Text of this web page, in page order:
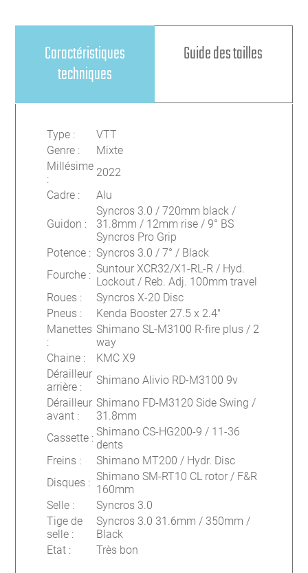
Caractéristiques
techniques
Guide des tailles
Type :
VTT
Genre :
Mixte
Millésime
:
2022
Cadre : Alu
Guidon :
Syncros 3.0 / 720mm black /
31.8mm / 12mm rise / 9° BS
Syncros Pro Grip
Potence : Syncros 3.0 / 7° / Black
Fourche : Suntour XCR32/X1-RL-R / Hyd.
Lockout / Reb. Adj. 100mm travel
Roues :
Syncros X-20 Disc
Pneus :
Kenda Booster 27.5 x 2.4"
Manettes
:
Shimano SL-M3100 R-fire plus / 2
way
Chaine :
KMC X9
Dérailleur
arrière :
Shimano Alivio RD-M3100 9v
Dérailleur
avant :
Shimano FD-M3120 Side Swing /
31.8mm
Cassette : Shimano CS-HG200-9 / 11-36
dents
Freins :
Shimano MT200 / Hydr. Disc
Disques : Shimano SM-RT10 CL rotor / F&R
160mm
Selle :
Syncros 3.0
Tige de
selle :
Syncros 3.0 31.6mm / 350mm /
Black
Etat : Très bon